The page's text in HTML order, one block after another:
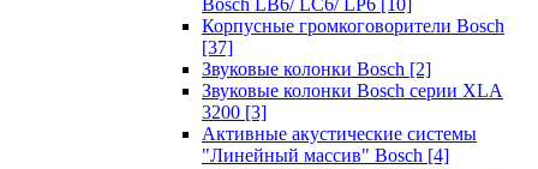
Bosch LB6/ LC6/ LP6 [10]
Корпусные громкоговорители Bosch
[37]
Звуковые колонки Bosch [2]
Звуковые колонки Bosch серии XLA
3200 [3]
Активные акустические системы
"Линейный массив" Bosch [4]